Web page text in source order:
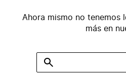
Ahora mismo no tenemos
más en